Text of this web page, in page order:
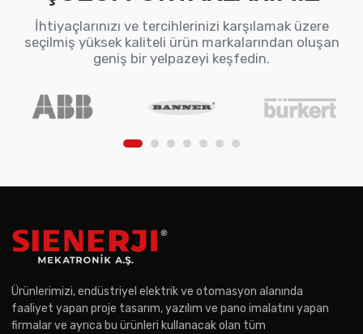
İhtiyaçlarınızı ve tercihlerinizi karşılamak üzere
seçilmiş yüksek kaliteli ürün markalarından oluşan
geniş bir yelpazeyi keşfedin.
Ürünlerimizi, endüstriyel elektrik ve otomasyon alanında
faaliyet yapan proje tasarım, yazılım ve pano imalatını yapan
firmalar ve ayrıca bu ürünleri kullanacak olan tüm